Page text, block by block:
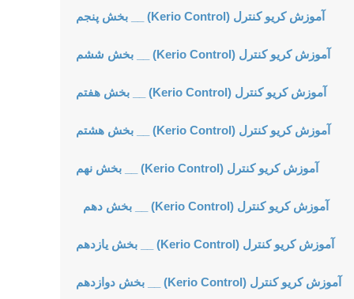
آموزش کریو کنترل (Kerio Control) __ بخش پنجم
آموزش کریو کنترل (Kerio Control) __ بخش ششم
آموزش کریو کنترل (Kerio Control) __ بخش هفتم
آموزش کریو کنترل (Kerio Control) __ بخش هشتم
آموزش کریو کنترل (Kerio Control) __ بخش نهم
آموزش کریو کنترل (Kerio Control) __ بخش دهم
آموزش کریو کنترل (Kerio Control) __ بخش یازدهم
آموزش کریو کنترل (Kerio Control) __ بخش دوازدهم